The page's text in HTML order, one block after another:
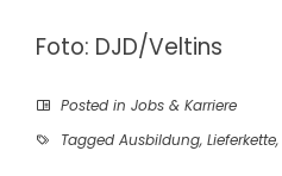
Foto: DJD/Veltins
Posted in Jobs & Karriere
Tagged Ausbildung, Lieferkette,